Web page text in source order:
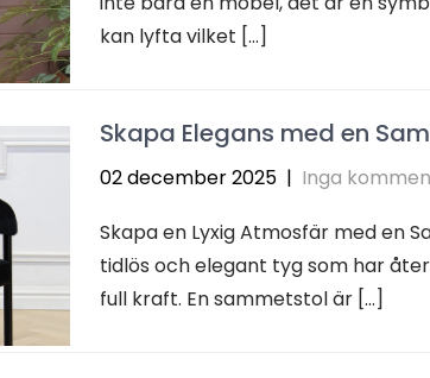
kan lyfta vilket […]
Skapa Elegans med en
02 december 2025 | Inga
Skapa en Lyxig Atmosfär med en
tidlös och elegant tyg som har
full kraft. En sammetstol är […]